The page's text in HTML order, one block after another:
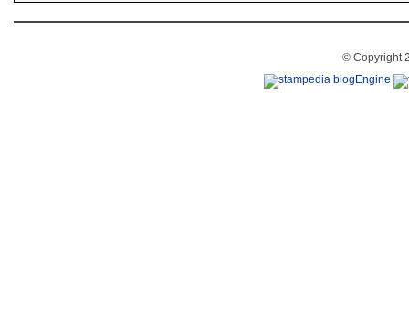
© Copyright